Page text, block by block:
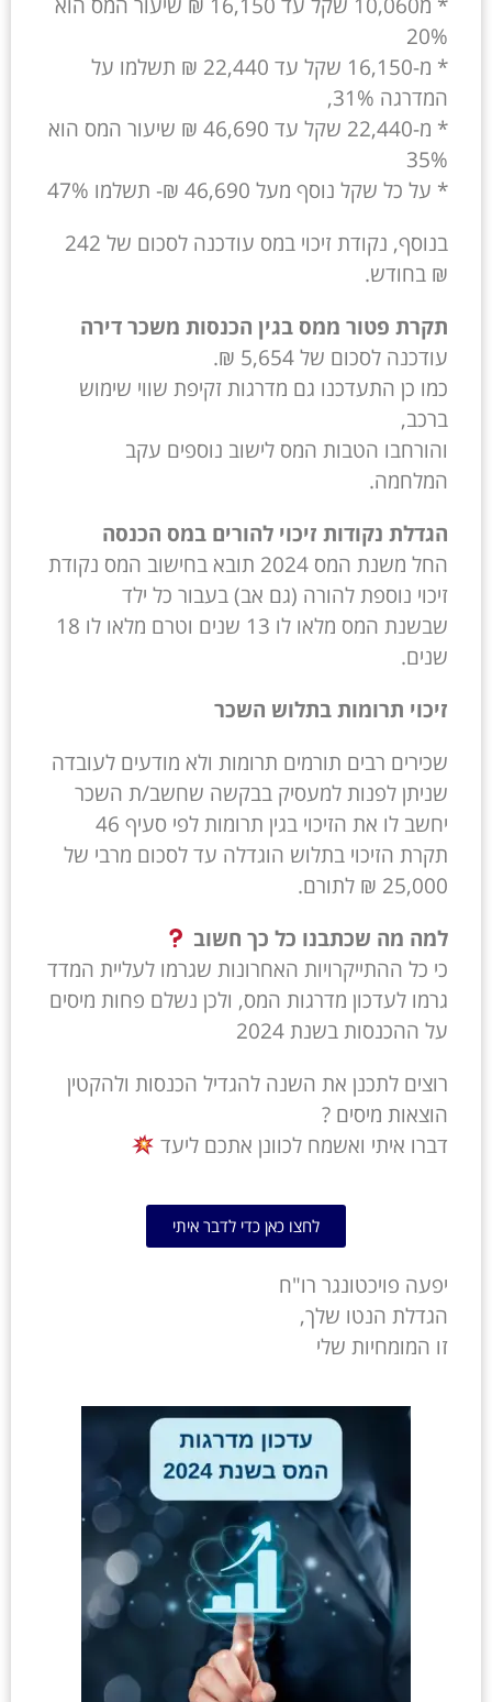
20%
* מ-16,150 שקל עד 22,440 ₪ תשלמו על
המדרגה 31%,
* מ-22,440 שקל עד 46,690 ₪ שיעור המס הוא
35%
* על כל שקל נוסף מעל 46,690 ₪- תשלמו 47%
בנוסף, נקודת זיכוי במס עודכנה לסכום של 242
₪ בחודש.
תקרת פטור ממס בגין הכנסות משכר דירה
עודכנה לסכום של 5,654 ₪.
כמו כן התעדכנו גם מדרגות זקיפת שווי שימוש
ברכב,
והורחבו הטבות המס לישוב נוספים עקב
המלחמה.
הגדלת נקודות זיכוי להורים במס הכנסה
החל משנת המס 2024 תובא בחישוב המס נקודת
זיכוי נוספת להורה (גם אב) בעבור כל ילד
שבשנת המס מלאו לו 13 שנים וטרם מלאו לו 18
שנים.
זיכוי תרומות בתלוש השכר
שכירים רבים תורמים תרומות ולא מודעים לעובדה
שניתן לפנות למעסיק בבקשה שחשב/ת השכר
יחשב לו את הזיכוי בגין תרומות לפי סעיף 46
תקרת הזיכוי בתלוש הוגדלה עד לסכום מרבי של
25,000 ₪ לתורם.
למה מה שכתבנו כל כך חשוב
כי כל ההתייקרויות האחרונות שגרמו לעליית המדד
גרמו לעדכון מדרגות המס, ולכן נשלם פחות מיסים
על ההכנסות בשנת 2024
רוצים לתכנן את השנה להגדיל הכנסות ולהקטין
הוצאות מיסים ?
דברו איתי ואשמח לכוונן אתכם ליעד
לחצו כאן כדי לדבר איתי
יפעה פויכטונגר רו"ח
הגדלת הנטו שלך,
זו המומחיות שלי